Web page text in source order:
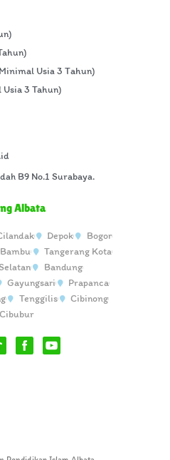
Usia 3 Tahun)
3 Tahun)
B9 No.1 Surabaya.
Albata
Depok
Bogor
Tangerang Kota
Bandung
Gayungsari
Prapanca
Tenggilis
Cibinong
Cibubur